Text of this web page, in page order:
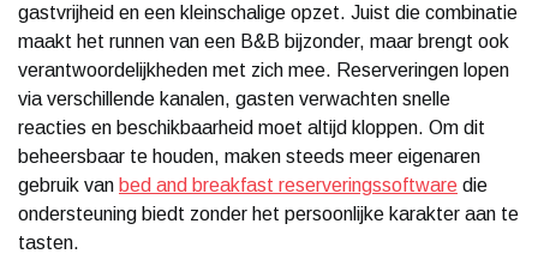
gastvrijheid en een kleinschalige opzet. Juist die combinatie
maakt het runnen van een B&B bijzonder, maar brengt ook
verantwoordelijkheden met zich mee. Reserveringen lopen
via verschillende kanalen, gasten verwachten snelle
reacties en beschikbaarheid moet altijd kloppen. Om dit
beheersbaar te houden, maken steeds meer eigenaren
gebruik van bed and breakfast reserveringssoftware die
ondersteuning biedt zonder het persoonlijke karakter aan te
tasten.